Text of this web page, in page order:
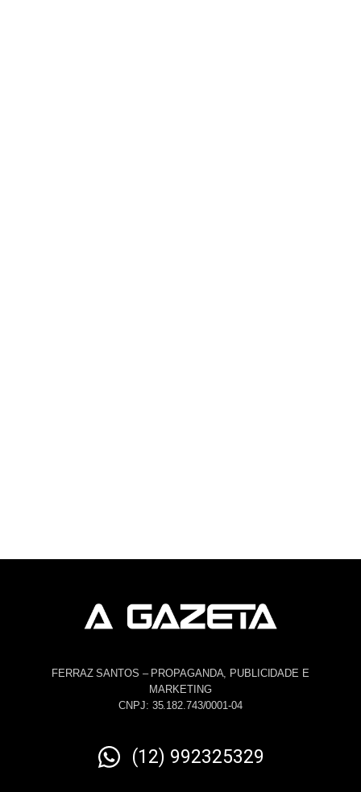
FERRAZ SANTOS – PROPAGANDA, PUBLICIDADE E
MARKETING
CNPJ: 35.182.743/0001-04
(12) 992325329